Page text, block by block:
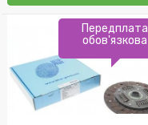
Передплата
обов'язкова